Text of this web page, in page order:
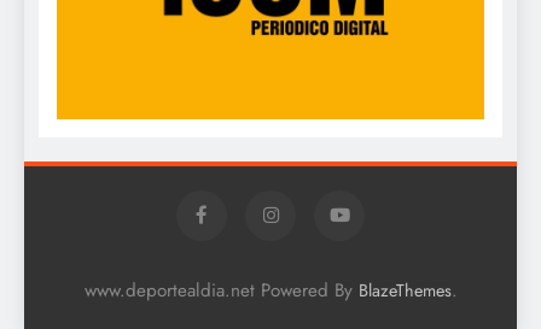
www.deportealdia.net Powered By BlazeThemes.